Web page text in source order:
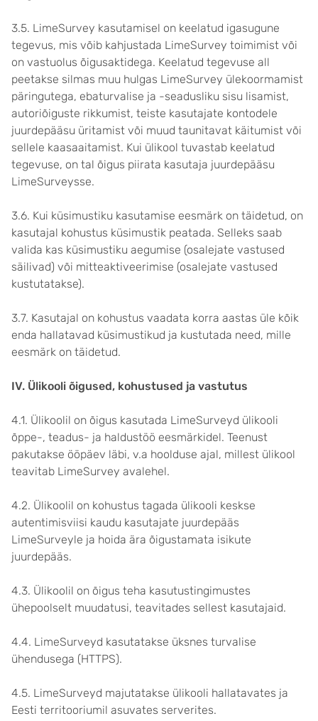
3.5. LimeSurvey kasutamisel on keelatud igasugune
tegevus, mis võib kahjustada LimeSurvey toimimist või
on vastuolus õigusaktidega. Keelatud tegevuse all
peetakse silmas muu hulgas LimeSurvey ülekoormamist
päringutega, ebaturvalise ja -seadusliku sisu lisamist,
autoriõiguste rikkumist, teiste kasutajate kontodele
juurdepääsu üritamist või muud taunitavat käitumist või
sellele kaasaaitamist. Kui ülikool tuvastab keelatud
tegevuse, on tal õigus piirata kasutaja juurdepääsu
LimeSurveysse.
3.6. Kui küsimustiku kasutamise eesmärk on täidetud, on
kasutajal kohustus küsimustik peatada. Selleks saab
valida kas küsimustiku aegumise (osalejate vastused
säilivad) või mitteaktiveerimise (osalejate vastused
kustutatakse).
3.7. Kasutajal on kohustus vaadata korra aastas üle kõik
enda hallatavad küsimustikud ja kustutada need, mille
eesmärk on täidetud.
IV. Ülikooli õigused, kohustused ja vastutus
4.1. Ülikoolil on õigus kasutada LimeSurveyd ülikooli
õppe-, teadus- ja haldustöö eesmärkidel. Teenust
pakutakse ööpäev läbi, v.a hoolduse ajal, millest ülikool
teavitab LimeSurvey avalehel.
4.2. Ülikoolil on kohustus tagada ülikooli keskse
autentimisviisi kaudu kasutajate juurdepääs
LimeSurveyle ja hoida ära õigustamata isikute
juurdepääs.
4.3. Ülikoolil on õigus teha kasutustingimustes
ühepoolselt muudatusi, teavitades sellest kasutajaid.
4.4. LimeSurveyd kasutatakse üksnes turvalise
ühendusega (HTTPS).
4.5. LimeSurveyd majutatakse ülikooli hallatavates ja
Eesti territooriumil asuvates serverites.